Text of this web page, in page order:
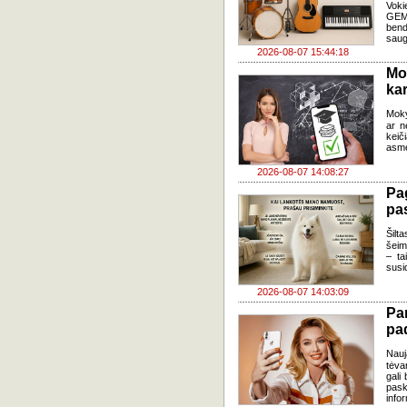
2026-08-07 15:44:18
2026-08-07 14:08:27
ar
2026-08-07 14:03:09
–
gali